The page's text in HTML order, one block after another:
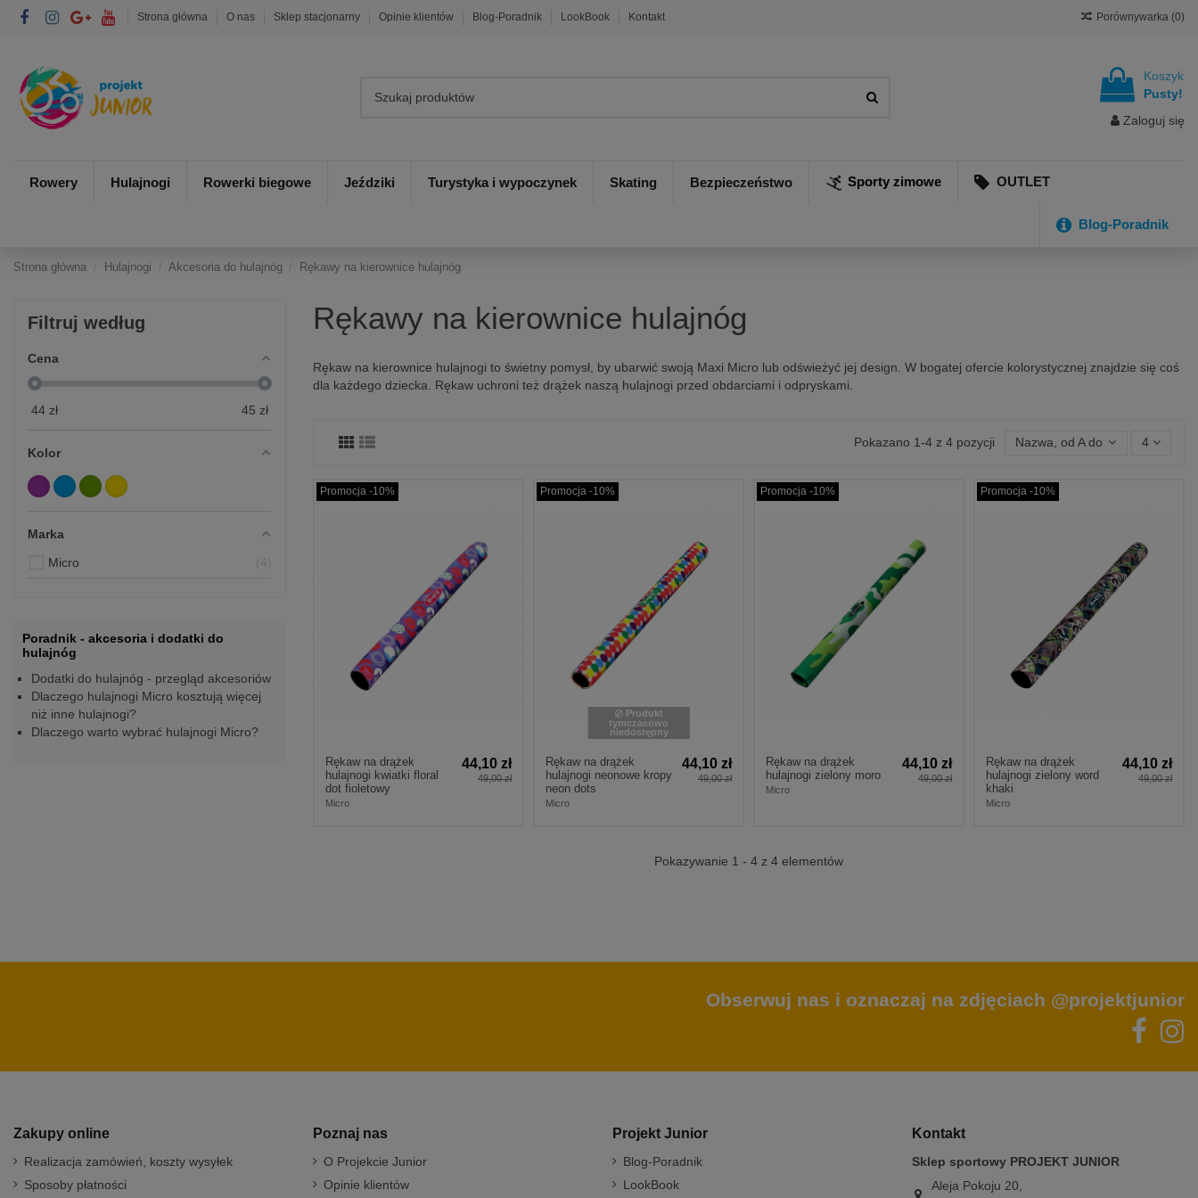
Strona główna O nas Sklep stacjonarny Opinie klientów Blog-Poradnik LookBook Kontakt Porównywarka (0)
Koszyk
Pusty!
Zaloguj się
Rowery Hulajnogi Rowerki biegowe Jeździki Turystyka i wypoczynek Skating Bezpieczeństwo Sporty zimowe OUTLET
Blog-Poradnik
Strona główna Hulajnogi Akcesoria do hulajnóg Rękawy na kierownice hulajnóg
Rękawy na kierownice hulajnóg
Rękaw na kierownice hulajnogi to świetny pomysł, by ubarwić swoją Maxi Micro lub odświeżyć jej design. W bogatej ofercie kolorystycznej znajdzie się coś
dla każdego dziecka. Rękaw uchroni też drążek naszą hulajnogi przed obdarciami i odpryskami.
Pokazano 1-4 z 4 pozycji Nazwa, od A do Z 4
Promocja -10%
Rękaw na drążek
hulajnogi kwiatki floral
dot fioletowy
Micro
44,10 zł
49,00 zł
Promocja -10%
Produkt
tymczasowo
niedostępny
Rękaw na drążek
hulajnogi neonowe kropy
neon dots
Micro
44,10 zł
49,00 zł
Promocja -10%
Rękaw na drążek
hulajnogi zielony moro
Micro
44,10 zł
49,00 zł
Promocja -10%
Rękaw na drążek
hulajnogi zielony word
khaki
Micro
44,10 zł
49,00 zł
Pokazywanie 1 - 4 z 4 elementów
Filtruj według
Cena
44 zł 45 zł
Kolor
Marka
Micro
4
Poradnik - akcesoria i dodatki do
hulajnóg
Dodatki do hulajnóg - przegląd akcesoriów
Dlaczego hulajnogi Micro kosztują więcej
niż inne hulajnogi?
Dlaczego warto wybrać hulajnogi Micro?
Obserwuj nas i oznaczaj na zdjęciach @projektjunior
Zakupy online
Realizacja zamówień, koszty wysyłek
Sposoby płatności
Poznaj nas
O Projekcie Junior
Opinie klientów
Projekt Junior
Blog-Poradnik
LookBook
Kontakt
Sklep sportowy PROJEKT JUNIOR
Aleja Pokoju 20,